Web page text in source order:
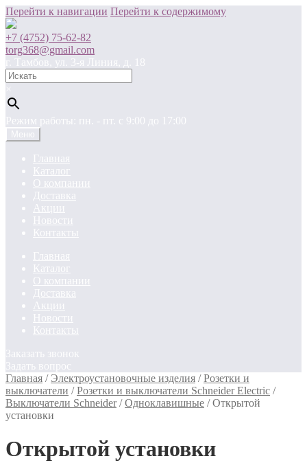
Перейти к навигации Перейти к содержимому
+7 (4752) 75-62-82
torg368@gmail.com
г. Тамбов, ул. 3-я Линия, д. 18
×
Режим работы: пн. - пт. c 9:00 до 17:00
Меню
Главная
Каталог
О компании
Доставка
Акции
Новости
Контакты
Главная
Каталог
О компании
Доставка
Акции
Новости
Контакты
Заказать звонок
Задать вопрос
Главная / Электроустановочные изделия /Розетки и
выключатели /Розетки и выключатели Schneider Electric /
Выключатели Schneider/Одноклавишные /Открытой
установки
Открытой установки